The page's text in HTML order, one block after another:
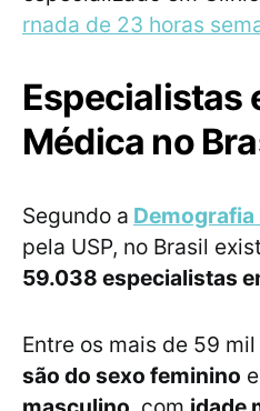
rnada de 23 horas
Especialistas
Médica no
Segundo a
pela USP, no Brasil
59.038 especialistas
Entre os mais de 59
são do sexo feminino e